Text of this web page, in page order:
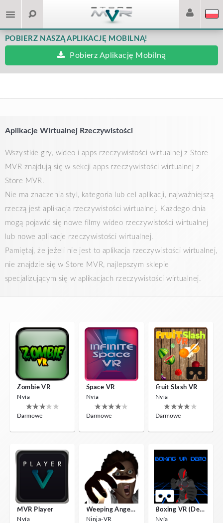
POBIERZ NASZĄ APLIKACJĘ MOBILNĄ!
Pobierz Aplikację Mobilną
Aplikacje Wirtualnej Rzeczywistości
Wszystkie gry, wideo i apps rzeczywistości wirtualnej z Store
MVR znajdują się w sekcji apps rzeczywistości wirtualnej z
Store MVR.
Nie ma znaczenia styl, kategoria lub cel aplikacji, najważniejszą
rzeczą jest aplikacja rzeczywistości wirtualnej. Każdego dnia
mogą pojawić się nowe filmy wideo rzeczywistości wirtualnej
lub nowe aplikacje rzeczywistości wirtualnej.
Pamiętaj, że jeżeli nie jest to aplikacja rzeczywistości wirtualnej,
nie znajdzie się w Store MVR, najlepszym sklepie
specjalizującym się w aplikacjach rzeczywistości wirtualnej.
Zombie VR
Nvía
Darmowe
Space VR
Nvía
Darmowe
Fruit Slash VR
Nvía
Darmowe
MVR Player
Nvía
Weeping Angels VR
Ninja-VR
Boxing VR (Demo)
Nvía